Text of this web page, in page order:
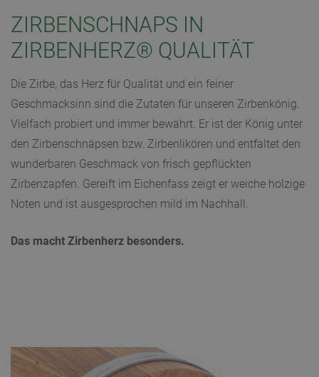
ZIRBENSCHNAPS IN
ZIRBENHERZ® QUALITÄT
Die Zirbe, das Herz für Qualität und ein feiner
Geschmacksinn sind die Zutaten für unseren Zirbenkönig.
Vielfach probiert und immer bewährt. Er ist der König unter
den Zirbenschnäpsen bzw. Zirbenlikören und entfaltet den
wunderbaren Geschmack von frisch gepflückten
Zirbenzapfen. Gereift im Eichenfass zeigt er weiche holzige
Noten und ist ausgesprochen mild im Nachhall.
Das macht Zirbenherz besonders.